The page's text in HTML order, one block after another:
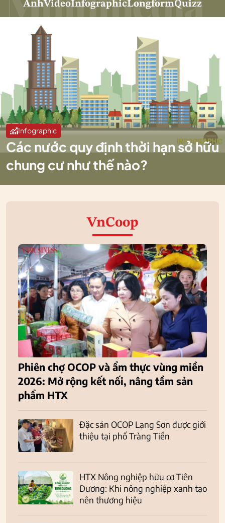
ẢnhVideoInfographicLongformQuizz
Infographic
Các nước quy định thời hạn sở hữu
chung cư như thế nào?
VnCoop
Phiên chợ OCOP và ẩm thực vùng miền
2026: Mở rộng kết nối, nâng tầm sản
phẩm HTX
Đặc sản OCOP Lạng Sơn được giới
thiệu tại phố Tràng Tiền
HTX Nông nghiệp hữu cơ Tiên
Dương: Khi nông nghiệp xanh tạo
nên thương hiệu